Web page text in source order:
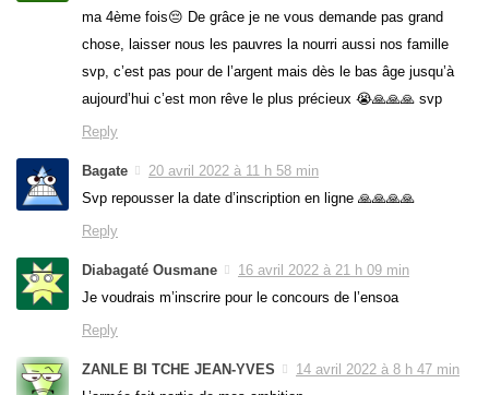
ma 4ème fois😔 De grâce je ne vous demande pas grand
chose, laisser nous les pauvres la nourri aussi nos famille
svp, c’est pas pour de l’argent mais dès le bas âge jusqu’à
aujourd’hui c’est mon rêve le plus précieux 😭🙏🙏🙏 svp
Reply
Bagate
20 avril 2022 à 11 h 58 min
Svp repousser la date d’inscription en ligne 🙏🙏🙏🙏
Reply
Diabagaté Ousmane
16 avril 2022 à 21 h 09 min
Je voudrais m’inscrire pour le concours de l’ensoa
Reply
ZANLE BI TCHE JEAN-YVES
14 avril 2022 à 8 h 47 min